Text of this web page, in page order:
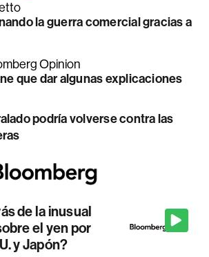
la guerra comercial gracias a
Opinion
que dar algunas explicaciones
podría volverse contra las
de la inusual
el yen por
y Japón?